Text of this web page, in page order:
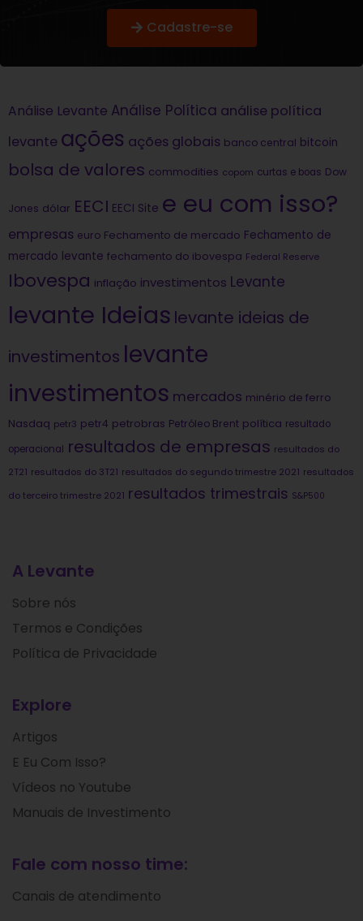
Cadastre-se
Análise Levante Análise Política análise política
levante ações ações globais banco central bitcoin
bolsa de valores commodities copom curtas e boas Dow
Jones dólar EECI EECI Site e eu com isso?
empresas euro Fechamento de mercado Fechamento de
mercado levante fechamento do ibovespa Federal Reserve
Ibovespa inflação investimentos Levante
levante Ideias levante ideias de
investimentos levante
investimentos mercados minério de ferro
Nasdaq petr3 petr4 petrobras Petróleo Brent política resultado
operacional resultados de empresas resultados do
2T21 resultados do 3T21 resultados do segundo trimestre 2021 resultados
do terceiro trimestre 2021 resultados trimestrais S&P500
A Levante
Sobre nós
Termos e Condições
Política de Privacidade
Explore
Artigos
E Eu Com Isso?
Vídeos no Youtube
Manuais de Investimento
Fale com nosso time:
Canais de atendimento